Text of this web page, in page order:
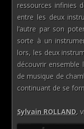
ressources infinies
entre les deux
l’autre par son
sorte à un
lors, les deux
découvrir
de musique de
continuant de se
Sylvain ROLLAND,